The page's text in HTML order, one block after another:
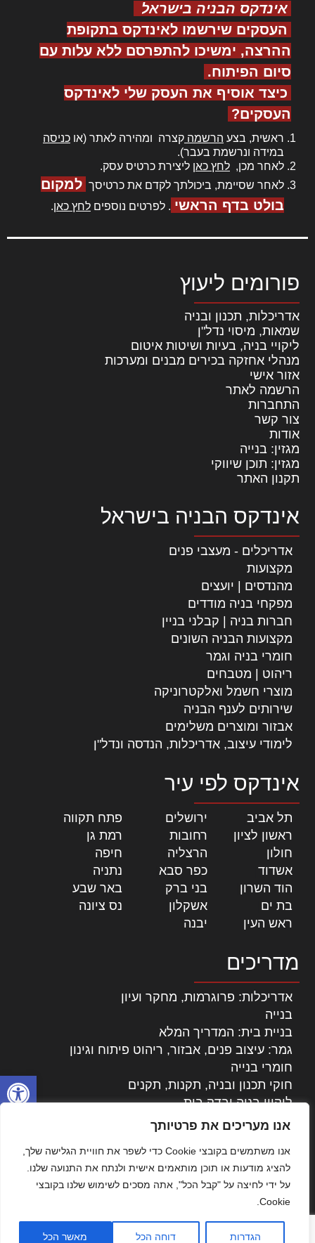
פתח
אנו מעריכים את פרטיותך
אנו משתמשים בקובצי Cookie כדי לשפר את חוויית הגלישה שלך,
להציג מודעות או תוכן מותאמים אישית ולנתח את התנועה שלנו.
על ידי לחיצה על "קבל הכל", אתה מסכים לשימוש שלנו בקובצי
Cookie.
הגדרות דוחה הכל מאשר הכל
אינדקס הבניה בישראל
העסקים שירשמו לאינדקס בתקופת
ההרצה, ימשיכו להתפרסם ללא עלות עם
סיום הפיתוח.
כיצד אוסיף את העסק שלי לאינדקס
העסקים?
ראשית, בצע הרשמה קצרה ומהירה לאתר (או כניסה
במידה ונרשמת בעבר).
לאחר מכן, לחץ כאן ליצירת כרטיס עסק.
לאחר שסיימת, ביכולתך לקדם את כרטיסך למקום
בולט בדף הראשי . לפרטים נוספים לחץ כאן.
פורומים ליעוץ
אדריכלות, תכנון ובניה
שמאות, מיסוי נדל"ן
ליקויי בניה, בעיות ושיטות איטום
מנהלי אחזקה בכירים מבנים ומערכות
אזור אישי
הרשמה לאתר
התחברות
צור קשר
אודות
מגזין: בנייה
מגזין: תוכן שיווקי
תקנון האתר
אינדקס הבניה בישראל
אדריכלים - מעצבי פנים
מקצועות
מהנדסים | יועצים
מפקחי בניה מודדים
חברות בניה | קבלני בניין
מקצועות הבניה השונים
חומרי בניה וגמר
ריהוט | מטבחים
מוצרי חשמל ואלקטרוניקה
שירותים לענף הבניה
אבזור ומוצרים משלימים
לימודי עיצוב, אדריכלות, הנדסה ונדל"ן
אינדקס לפי עיר
תל אביב ירושלים פתח תקווה
ראשון לציון
רחובות רמת גן
חולון
הרצליה חיפה
אשדוד
כפר סבא נתניה
הוד השרון
בני ברק באר שבע
בת ים
אשקלון נס ציונה
ראש העין
יבנה
מדריכים
אדריכלות: פרוגרמות, מחקר ועיון
בנייה
בניית בית: המדריך המלא
גמר: עיצוב פנים, אבזור, ריהוט פיתוח וגינון
חומרי בנייה
חוקי תכנון ובניה, תקנות, תקנים
ליקויי בניה ובדק בית
נדל"ן: זכויות, אגרות ועסקאות
עקרונות ניהול אחזקה מתקדמות
צילום אדריכלי
שיווק נדלן
שיטות בניה: מפרטים והמלצות
תוכן שיווקי